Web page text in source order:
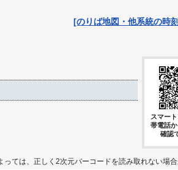
[のりば地図・他系統の時
スマー
帯電話
確認
ては、正しく2次元バーコードを読み取れない場合